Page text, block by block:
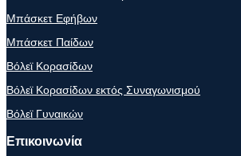
Μπάσκετ Εφήβων
Μπάσκετ Παίδων
Βόλεϊ Κορασίδων
Βόλεϊ Κορασίδων εκτός Συναγωνισμού
Βόλεϊ Γυναικών
Επικοινωνία